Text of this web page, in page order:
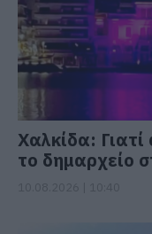
Χαλκίδα:
το δημαρχείο